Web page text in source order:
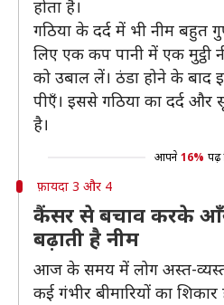
होता है।
गठिया के दर्द में भी नीम बहुत
लिए एक कप पानी में एक मुट्ठी
को उबाल लें। ठंडा होने के बाद
पीएँ। इससे गठिया का दर्द और
है।
आपने 16% पढ़
फ़ायदा 3 और 4
कैंसर से बचाव करके
बढ़ाती है नीम
आज के समय में लोग अस्त-
कई गंभीर बीमारियों का